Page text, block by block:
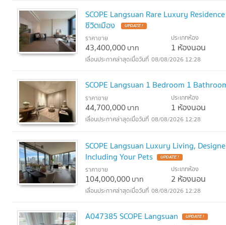
SCOPE Langsuan Rare Luxury
ชีวิตเมือง
UPDATE !
ราคาขาย
43,400,000บาท
ประเภทห้อง
1 ห้องนอน
08/08/2026 12:28
SCOPE Langsuan 1 Bedroom 1
ราคาขาย
44,700,000บาท
ประเภทห้อง
1 ห้องนอน
08/08/2026 12:28
SCOPE Langsuan Luxury Living,
Including Your Pets
UPDATE !
ราคาขาย
104,000,000บาท
ประเภทห้อง
2 ห้องนอน
08/08/2026 12:28
A047385 SCOPE Langsuan UPDATE !